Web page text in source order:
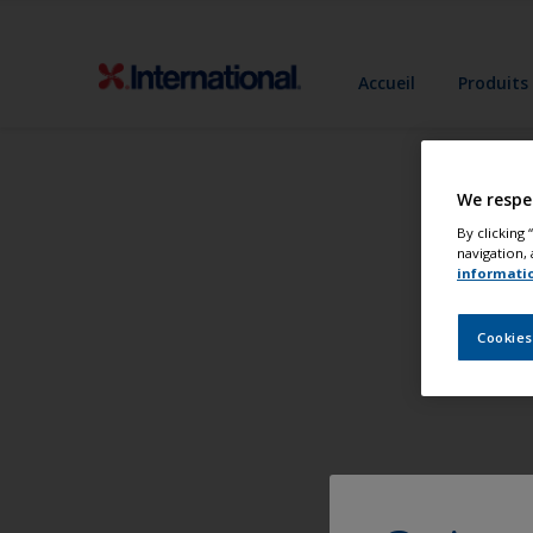
Accueil Produits
We
By clicking
navigation,